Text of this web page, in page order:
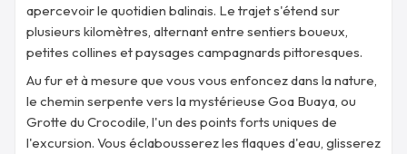
apercevoir le quotidien balinais. Le trajet s'étend sur
plusieurs kilomètres, alternant entre sentiers boueux,
petites collines et paysages campagnards pittoresques.
Au fur et à mesure que vous vous enfoncez dans la nature,
le chemin serpente vers la mystérieuse Goa Buaya, ou
Grotte du Crocodile, l'un des points forts uniques de
l'excursion. Vous éclabousserez les flaques d'eau, glisserez